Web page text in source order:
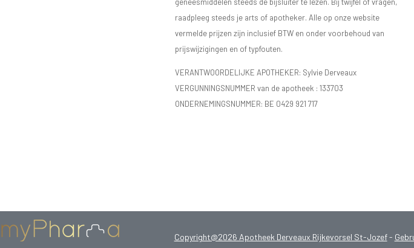
geneesmiddelen steeds de bijsluiter te lezen. Bij twijfel of vragen,
raadpleeg steeds je arts of apotheker. Alle op onze website
vermelde prijzen zijn inclusief BTW en onder voorbehoud van
prijswijzigingen en of typfouten.
VERANTWOORDELIJKE APOTHEKER: Sylvie Derveaux
VERGUNNINGSNUMMER van de apotheek : 133703
ONDERNEMINGSNUMMER: BE 0429 921 717
Copyright@2026 Apotheek Derveaux Rijkevorsel St-Jozef -